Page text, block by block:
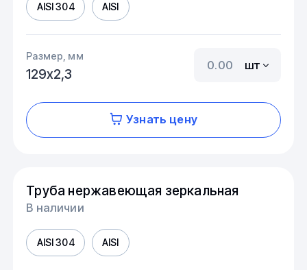
AISI 304 AISI
Размер, мм
129х2,3
шт
Узнать цену
Труба нержавеющая зеркальная
В наличии
AISI 304 AISI